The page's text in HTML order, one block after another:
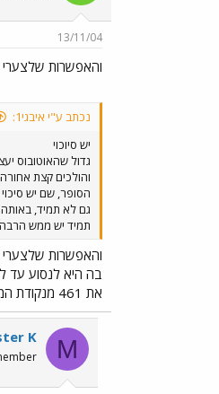
13/11/04
והאפשרות
נכתב ע"י איבגי1:
יש סיוכוי
גדול שהאוטובוס
והולכים קצת אחורה
הסופר, שם יש
גם לא תמיד,
תמיד יש ממש הרבה
והאפשרות
בה היא לנסוע עד
את 461 מנקודת המוצא שלו
M
K